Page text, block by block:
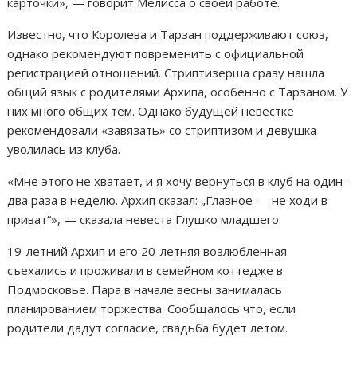
Известно, что Королева и Тарзан поддерживают союз,
однако рекомендуют повременить с официальной
регистрацией отношений. Стриптизерша сразу нашла
общий язык с родителями Архипа, особенно с Тарзаном. У
них много общих тем. Однако будущей невестке
рекомендовали «завязать» со стриптизом и девушка
уволилась из клуба.
«Мне этого не хватает, и я хочу вернуться в клуб на один-
два раза в неделю. Архип сказал: „Главное — не ходи в
приват“», — сказала невеста Глушко младшего.
19-летний Архип и его 20-летняя возлюбленная
съехались и проживали в семейном коттедже в
Подмосковье. Пара в начале весны занималась
планированием торжества. Сообщалось что, если
родители дадут согласие, свадьба будет летом.